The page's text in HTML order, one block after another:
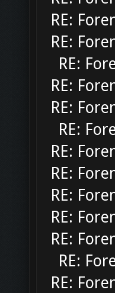
RE:
RE:
RE:
RE:
RE:
RE:
RE:
RE:
RE:
RE:
RE:
RE:
RE: